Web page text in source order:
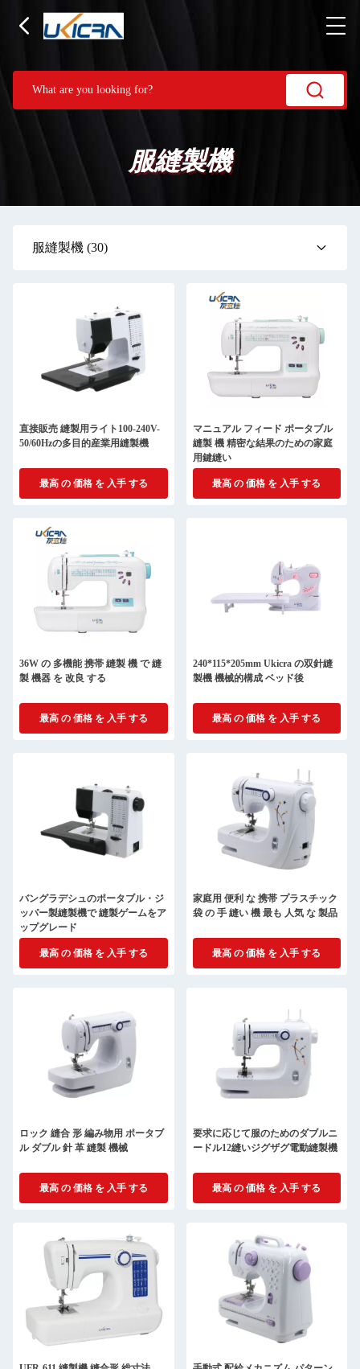
服縫製機
服縫製機 (30)
直接販売 縫製用ライト100-240V-
50/60Hzの多目的産業用縫製機
最高 の 価格 を 入手 する
マニュアル フィード ポータブル
縫製 機 精密な結果のための家庭
用鍵縫い
最高 の 価格 を 入手 する
36W の 多機能 携帯 縫製 機 で 縫
製 機器 を 改良 する
最高 の 価格 を 入手 する
240*115*205mm Ukicra の双針縫
製機 機械的構成 ベッド後
最高 の 価格 を 入手 する
バングラデシュのポータブル・ジ
ッパー製縫製機で 縫製ゲームをア
ップグレード
最高 の 価格 を 入手 する
家庭用 便利 な 携帯 プラスチック
袋 の 手 縫い 機 最も 人気 な 製品
最高 の 価格 を 入手 する
ロック 縫合 形 編み物用 ポータブ
ル ダブル 針 革 縫製 機械
最高 の 価格 を 入手 する
要求に応じて服のためのダブルニ
ードル12縫いジグザグ電動縫製機
最高 の 価格 を 入手 する